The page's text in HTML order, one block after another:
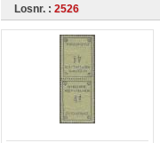
Losnr. : 2526